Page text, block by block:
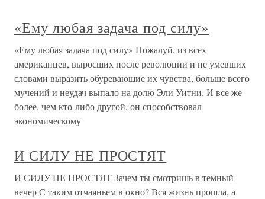
«Ему любая задача под силу»
«Ему любая задача под силу» Пожалуй, из всех
американцев, выросших после революции и не умевших
словами выразить обуревающие их чувства, больше всего
мучений и неудач выпало на долю Эли Уитни. И все же
более, чем кто-либо другой, он способствовал
экономическому
И СИЛУ НЕ ПРОСТЯТ
И СИЛУ НЕ ПРОСТЯТ Зачем ты смотришь в темный
вечер С таким отчаяньем в окно? Вся жизнь прошла, а